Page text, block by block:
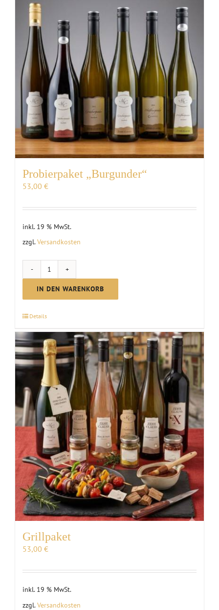
AUSZEICHNUNGEN
KONTAKT | ÖFFNUNGSZEITEN
SHOP
Probierpaket „Burgunder“
53,00 €
inkl. 19 % MwSt.
zzgl.Versandkosten
Probierpaket
"Burgunder"
Menge
IN DEN WARENKORB
Details
Grillpaket
53,00 €
inkl. 19 % MwSt.
zzgl.Versandkosten